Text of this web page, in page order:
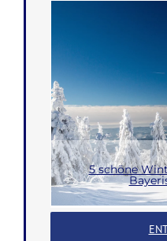
5 schöne